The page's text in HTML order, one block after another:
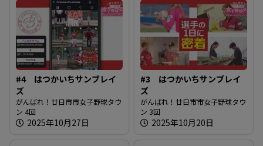
#4 はつかいちサンブレイ
ズ
がんばれ！廿日市市女子野球タウ
ン 4回
2025年10月27日
#3 はつかいちサンブレイ
ズ
がんばれ！廿日市市女子野球タウ
ン 3回
2025年10月20日